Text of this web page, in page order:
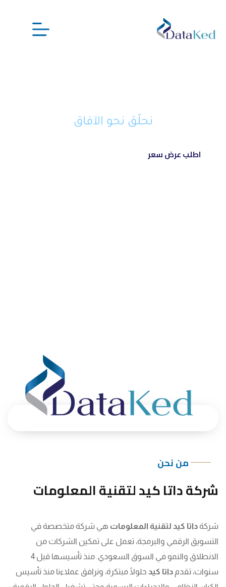
نحلّق نحو الآفاق
اطلب عرض سعر
من نحن
شركة داتا كيد لتقنية المعلومات
شركة داتا كيد لتقنية المعلومات هي شركة متخصصة في
التسويق الرقمي والبرمجة، تعمل على تمكين الشركات من
الانطلاق والنمو في السوق السعودي. منذ تأسيسها قبل 4
سنوات، تقدم داتا كيد حلولًا مبتكرة، ونرافق عملاءنا منذ تأسيس